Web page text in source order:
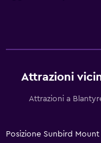
Attrazioni
Attrazioni a
Posizione Sunbird